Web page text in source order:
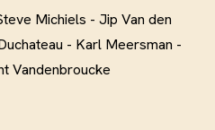
Michiels - Jip Van den
- Karl Meersman -
Vandenbroucke